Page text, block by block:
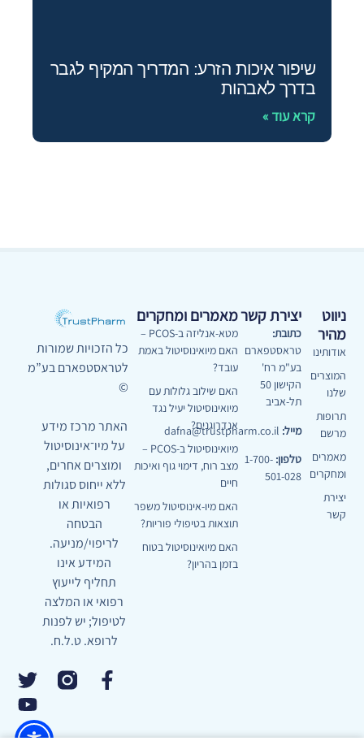
שיפור איכות הזרע: המדריך המקיף לגבר
בדרך לאבהות
קרא עוד »
ניווט
מהיר
אודותינו
המוצרים
שלנו
תרופות
מרשם
מאמרים
ומחקרים
יצירת
קשר
יצירת קשר
כתובת:
טראסטפארם
בע"מ רח'
הקישון 50
תל-אביב
מייל:
טלפון: 1-700-
501-028
מאמרים ומחקרים
מטא-אנליזה ב-PCOS –
האם מיואינוסיטול באמת
עובד?
האם שילוב גלולות עם
מיואינוסיטול יעיל נגד
אנדרוגנים?
מיואינוסיטול ב-PCOS –
מצב רוח, דימוי גוף ואיכות
חיים
האם מיו-אינוסיטול משפר
תוצאות בטיפולי פוריות?
האם מיואינוסיטול בטוח
בזמן בהריון?
כל הזכויות שמורות
לטראסטפארם בע”מ
©
האתר מרכז מידע
על מיו־אינוסיטול
ומוצרים אחרים,
ללא ייחוס סגולות
רפואיות או
הבטחה
לריפוי/מניעה.
המידע אינו
תחליף לייעוץ
רפואי או המלצה
לטיפול; יש לפנות
לרופא. ט.ל.ח.